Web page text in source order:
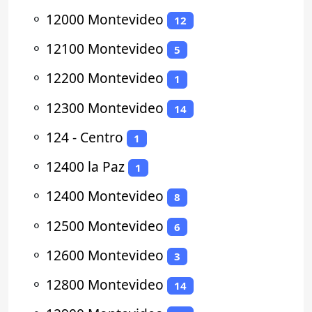
⚬ 12000 Montevideo 12
⚬ 12100 Montevideo 5
⚬ 12200 Montevideo 1
⚬ 12300 Montevideo 14
⚬ 124 - Centro 1
⚬ 12400 la Paz 1
⚬ 12400 Montevideo 8
⚬ 12500 Montevideo 6
⚬ 12600 Montevideo 3
⚬ 12800 Montevideo 14